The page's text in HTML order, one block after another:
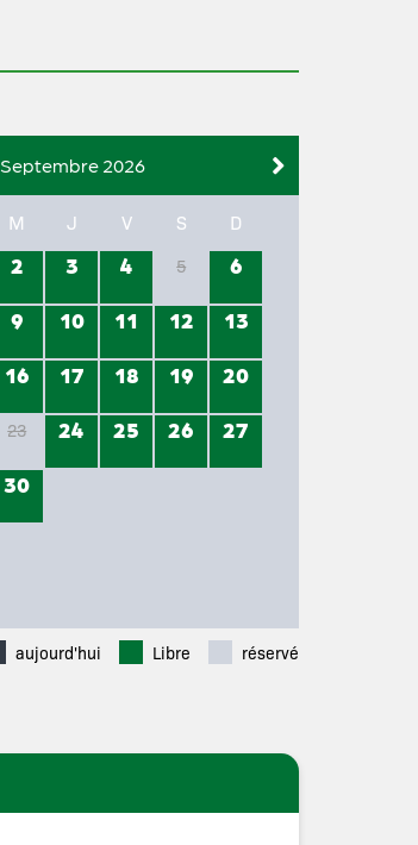
Septembre 2026
M J V S D
2 3 4 5
6
9 10 11 12
13
16 17 18 19
20
23 24 25 26
27
30
aujourd'hui Libre réservé